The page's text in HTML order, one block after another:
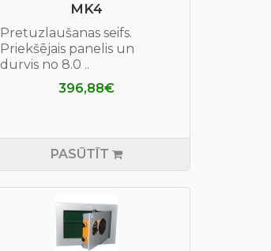
МK4
Pretuzlaušanas seifs.
Priekšējais panelis un
durvis no 8.0 ..
396,88€
PASŪTĪT